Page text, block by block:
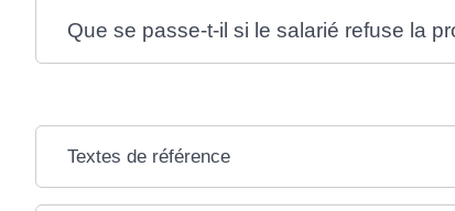
Que se passe-t-il si le salarié refuse la
Textes de référence